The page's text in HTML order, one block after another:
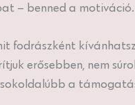
– benned a motiváció.
fodrászként
erősebben, nem
a